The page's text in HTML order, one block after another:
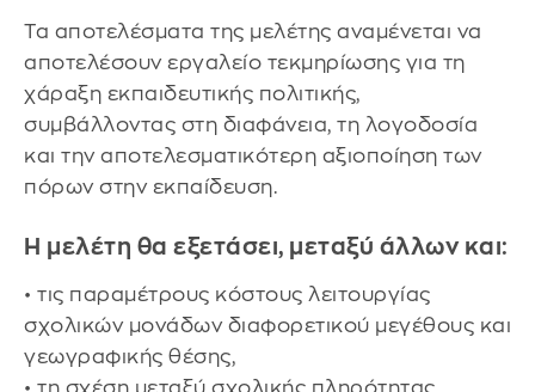
Τα αποτελέσματα της μελέτης αναμένεται να
αποτελέσουν εργαλείο τεκμηρίωσης για τη
χάραξη εκπαιδευτικής πολιτικής,
συμβάλλοντας στη διαφάνεια, τη λογοδοσία
και την αποτελεσματικότερη αξιοποίηση των
πόρων στην εκπαίδευση.
Η μελέτη θα εξετάσει, μεταξύ άλλων και:
• τις παραμέτρους κόστους λειτουργίας
σχολικών μονάδων διαφορετικού μεγέθους και
γεωγραφικής θέσης,